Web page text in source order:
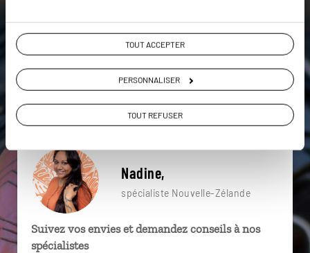
TOUT ACCEPTER
PERSONNALISER
TOUT REFUSER
Blenheim
Abel Tasman Arthur’s Pass Baie des Citrons
Nadine,
spécialiste Nouvelle-Zélande
Suivez vos envies et demandez conseils à nos
spécialistes